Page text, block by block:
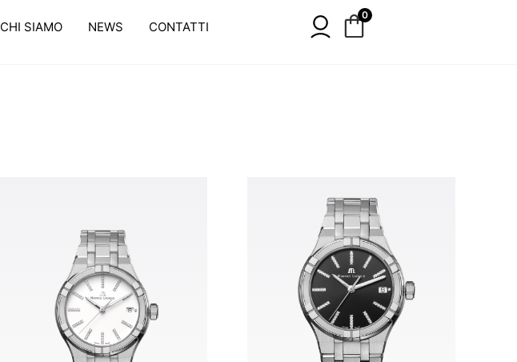
CHI SIAMO NEWS CONTATTI
0